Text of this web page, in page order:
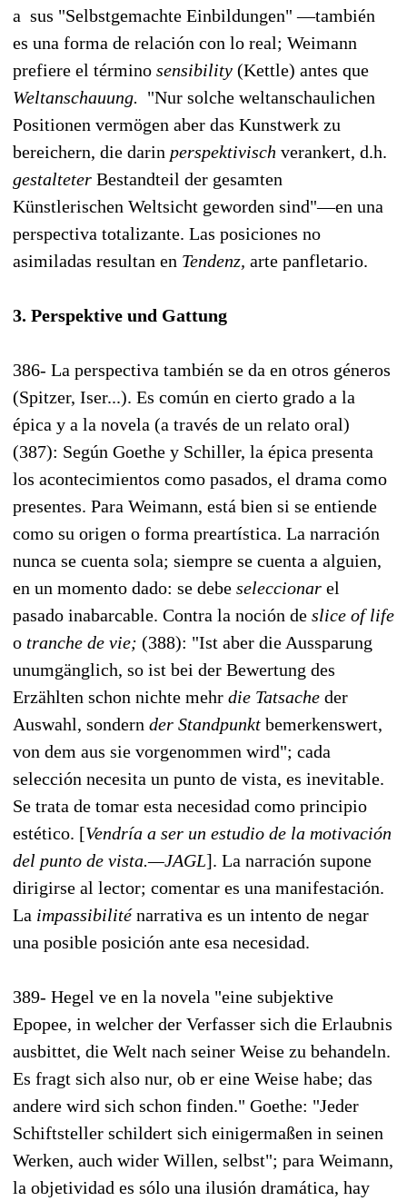
a sus "Selbstgemachte Einbildungen" —también
es una forma de relación con lo real; Weimann
prefiere el término sensibility (Kettle) antes que
Weltanschauung. "Nur solche weltanschaulichen
Positionen vermögen aber das Kunstwerk zu
bereichern, die darin perspektivisch verankert, d.h.
gestalteter Bestandteil der gesamten
Künstlerischen Weltsicht geworden sind"—en una
perspectiva totalizante. Las posiciones no
asimiladas resultan en Tendenz, arte panfletario.
3. Perspektive und Gattung
386- La perspectiva también se da en otros géneros
(Spitzer, Iser...). Es común en cierto grado a la
épica y a la novela (a través de un relato oral)
(387): Según Goethe y Schiller, la épica presenta
los acontecimientos como pasados, el drama como
presentes. Para Weimann, está bien si se entiende
como su origen o forma preartística. La narración
nunca se cuenta sola; siempre se cuenta a alguien,
en un momento dado: se debe seleccionar el
pasado inabarcable. Contra la noción de slice of life
o tranche de vie; (388): "Ist aber die Aussparung
unumgänglich, so ist bei der Bewertung des
Erzählten schon nichte mehr die Tatsache der
Auswahl, sondern der Standpunkt bemerkenswert,
von dem aus sie vorgenommen wird"; cada
selección necesita un punto de vista, es inevitable.
Se trata de tomar esta necesidad como principio
estético. [Vendría a ser un estudio de la motivación
del punto de vista.—JAGL]. La narración supone
dirigirse al lector; comentar es una manifestación.
La impassibiliténarrativa es un intento de negar
una posible posición ante esa necesidad.
389- Hegel ve en la novela "eine subjektive
Epopee, in welcher der Verfasser sich die Erlaubnis
ausbittet, die Welt nach seiner Weise zu behandeln.
Es fragt sich also nur, ob er eine Weise habe; das
andere wird sich schon finden." Goethe: "Jeder
Schiftsteller schildert sich einigermaßen in seinen
Werken, auch wider Willen, selbst"; para Weimann,
la objetividad es sólo una ilusión dramática, hay